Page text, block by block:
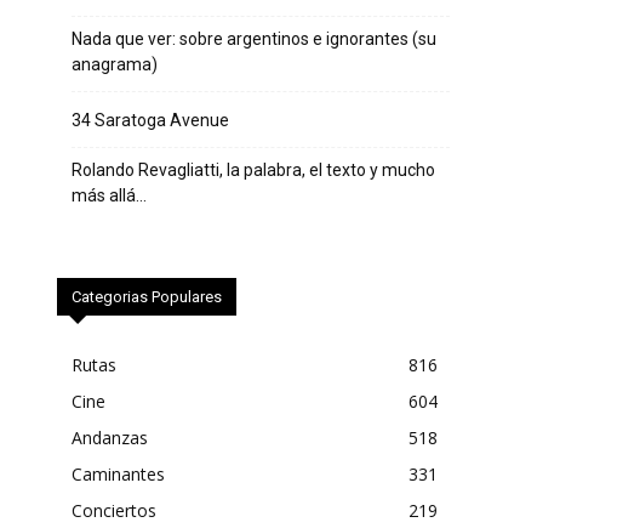
Nada que ver: sobre argentinos e ignorantes (su
anagrama)
34 Saratoga Avenue
Rolando Revagliatti, la palabra, el texto y mucho
más allá…
Categorias Populares
Rutas
816
Cine
604
Andanzas
518
Caminantes
331
Conciertos
219